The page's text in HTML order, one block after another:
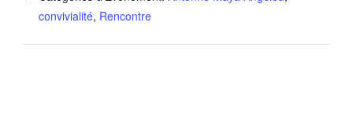
convivialité, Rencontre